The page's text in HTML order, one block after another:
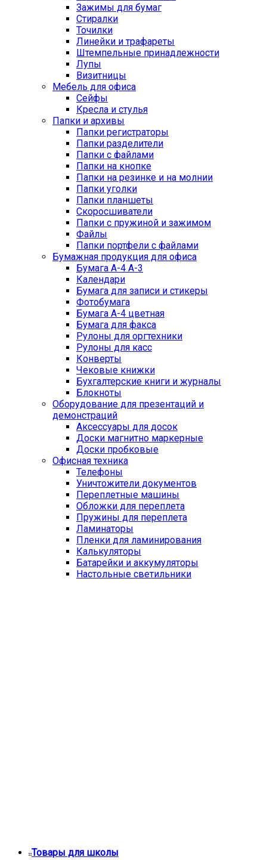
Зажимы для бумаг
Стиралки
Точилки
Линейки и трафареты
Штемпельные принадлежности
Лупы
Визитницы
Мебель для офиса
Сейфы
Кресла и стулья
Папки и архивы
Папки регистраторы
Папки разделители
Папки с файлами
Папки на кнопке
Папки на резинке и на молнии
Папки уголки
Папки планшеты
Скоросшиватели
Папки с пружиной и зажимом
Файлы
Папки портфели с файлами
Бумажная продукция для офиса
Бумага А-4 А-3
Календари
Бумага для записи и стикеры
Фотобумага
Бумага А-4 цветная
Бумага для факса
Рулоны для оргтехники
Рулоны для касс
Конверты
Чековые книжки
Бухгалтерские книги и журналы
Блокноты
Оборудование для презентаций и
демонстраций
Аксессуары для досок
Доски магнитно маркерные
Доски пробковые
Офисная техника
Телефоны
Уничтожители документов
Переплетные машины
Обложки для переплета
Пружины для переплета
Ламинаторы
Пленки для ламинирования
Калькуляторы
Батарейки и аккумуляторы
Настольные светильники
Товары для школы